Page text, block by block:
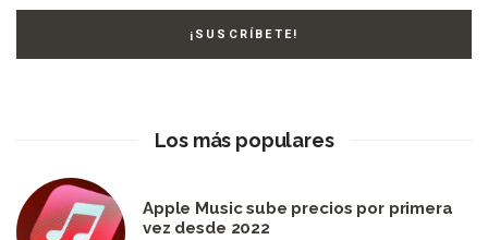
Los más populares
Apple Music sube precios por primera
vez desde 2022